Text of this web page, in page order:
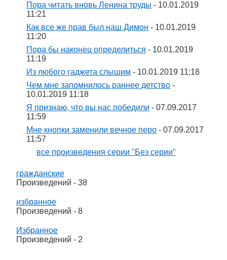
Пора читать вновь Ленина труды - 10.01.2019
11:21
Как все же прав был наш Димон - 10.01.2019
11:20
Пора бы наконец определиться - 10.01.2019
11:19
Из любого гаджета слышим - 10.01.2019 11:18
Чем мне запомнилось раннее детство -
10.01.2019 11:18
Я признаю, что вы нас победили - 07.09.2017
11:59
Мне кнопки заменили вечное перо - 07.09.2017
11:57
все произведения серии "Без серии"
гражданские
Произведений - 38
избранное
Произведений - 8
Избранное
Произведений - 2